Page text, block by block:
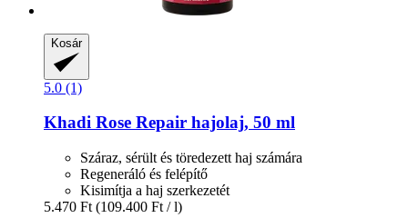
Kosár
5.0 (1)
Khadi Rose Repair hajolaj, 50 ml
Száraz, sérült és töredezett haj számára
Regeneráló és felépítő
Kisimítja a haj szerkezetét
5.470 Ft (109.400 Ft / l)